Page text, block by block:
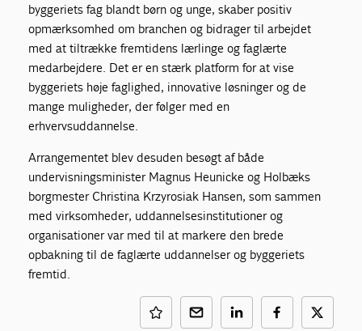
byggeriets fag blandt børn og unge, skaber positiv
opmærksomhed om branchen og bidrager til arbejdet
med at tiltrække fremtidens lærlinge og faglærte
medarbejdere. Det er en stærk platform for at vise
byggeriets høje faglighed, innovative løsninger og de
mange muligheder, der følger med en
erhvervsuddannelse.
Arrangementet blev desuden besøgt af både
undervisningsminister Magnus Heunicke og Holbæks
borgmester Christina Krzyrosiak Hansen, som sammen
med virksomheder, uddannelsesinstitutioner og
organisationer var med til at markere den brede
opbakning til de faglærte uddannelser og byggeriets
fremtid.